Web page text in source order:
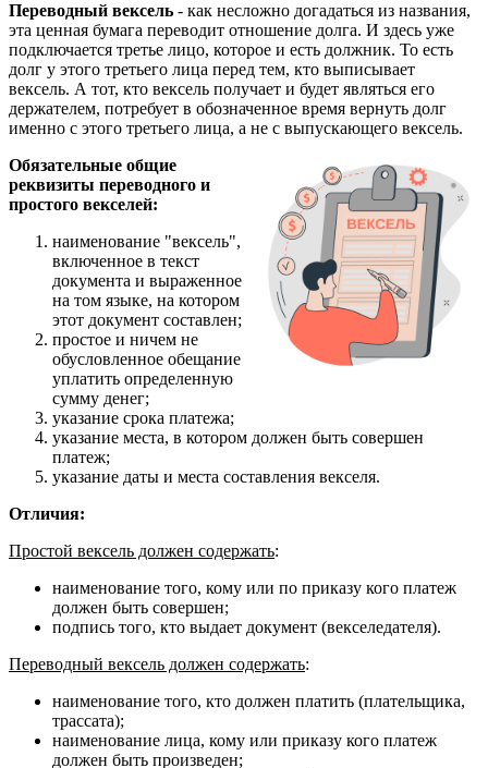
Переводный вексель - как несложно догадаться из названия,
эта ценная бумага переводит отношение долга. И здесь уже
подключается третье лицо, которое и есть должник. То есть
долг у этого третьего лица перед тем, кто выписывает
вексель. А тот, кто вексель получает и будет являться его
держателем, потребует в обозначенное время вернуть долг
именно с этого третьего лица, а не с выпускающего вексель.
Обязательные общие
реквизиты переводного и
простого векселей:
наименование "вексель",
включенное в текст
документа и выраженное
на том языке, на котором
этот документ составлен;
простое и ничем не
обусловленное обещание
уплатить определенную
сумму денег;
указание срока платежа;
указание места, в котором должен быть совершен
платеж;
указание даты и места составления векселя.
Отличия:
Простой вексель должен содержать:
наименование того, кому или по приказу кого платеж
должен быть совершен;
подпись того, кто выдает документ (векселедателя).
Переводный вексель должен содержать:
наименование того, кто должен платить (плательщика,
трассата);
наименование лица, кому или приказу кого платеж
должен быть произведен;